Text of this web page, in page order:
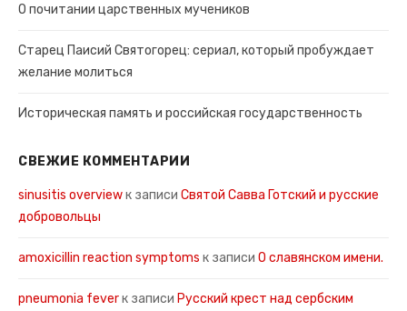
О почитании царственных мучеников
Старец Паисий Святогорец: сериал, который пробуждает
желание молиться
Историческая память и российская государственность
СВЕЖИЕ КОММЕНТАРИИ
sinusitis overviewк записи Святой Савва Готский и русские
добровольцы
amoxicillin reaction symptoms к записи О славянском имени.
pneumonia feverк записи Русский крест над сербским